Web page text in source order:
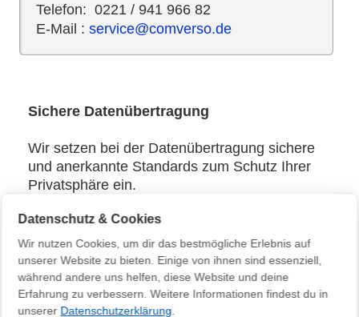
Telefon: 0221 / 941 966 82
E-Mail :service@comverso.de
Sichere Datenübertragung
Wir setzen bei der Datenübertragung sichere
und anerkannte Standards zum Schutz Ihrer
Privatsphäre ein.
Das SSL-Protokoll verhindert, dass die
gesendeten Daten von anderen gelesen oder
manipuliert werden können. Die Identität der
Webseite wird durch ein Zertifikat
gewährleistet.
Datenschutz & Cookies
Wir nutzen Cookies, um dir das bestmögliche Erlebnis auf
unserer Website zu bieten. Einige von ihnen sind essenziell,
während andere uns helfen, diese Website und deine
Erfahrung zu verbessern. Weitere Informationen findest du in
unserer Datenschutzerklärung